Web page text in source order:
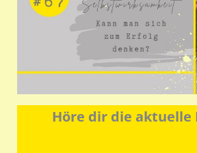
Höre dir die aktuelle